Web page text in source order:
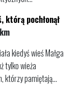
którą pochłonął
kiedyś wieś Małga
tylko wieża
którzy pamiętają...